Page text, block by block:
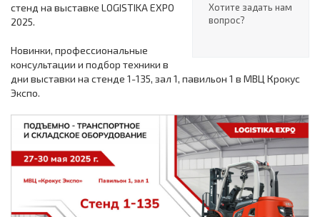
Хотите задать нам
вопрос?
стенд на выставке LOGISTIKA EXPO
2025.
Новинки, профессиональные
консультации и подбор техники в
дни выставки на стенде 1-135, зал 1, павильон 1 в МВЦ Крокус
Экспо.